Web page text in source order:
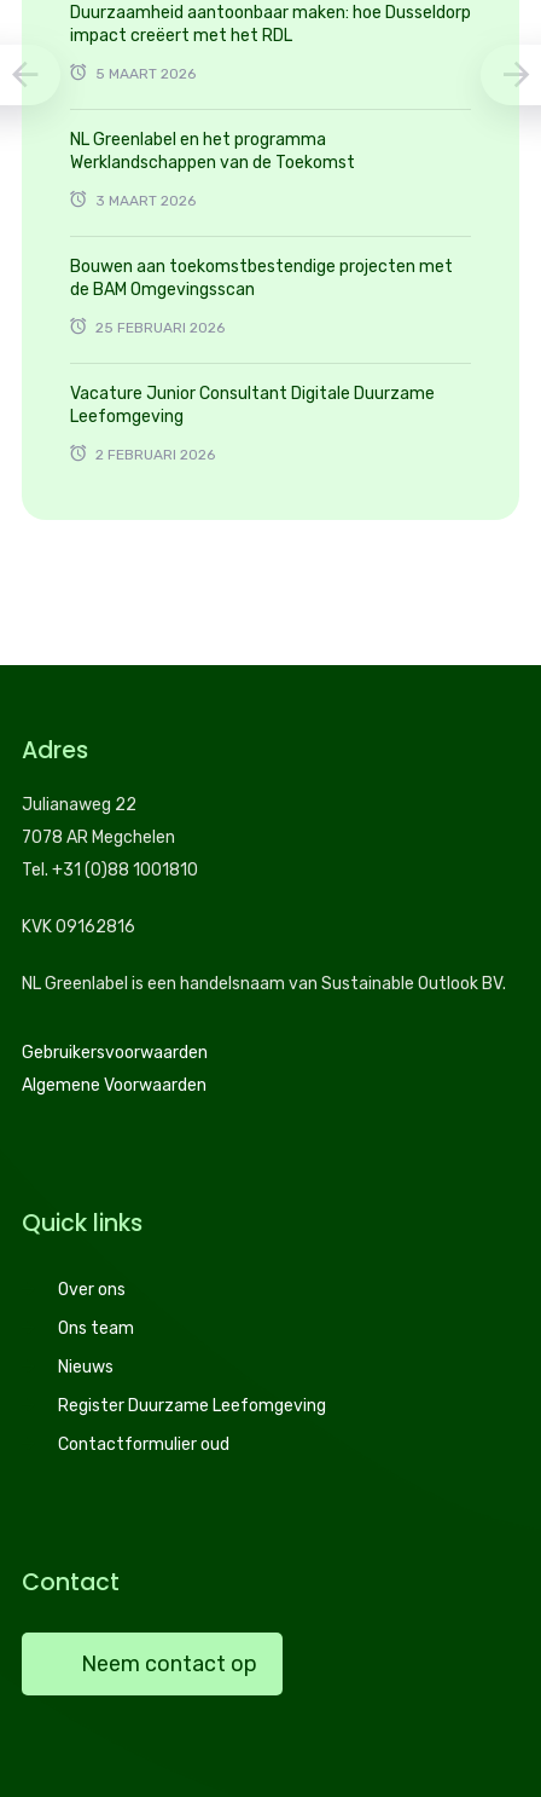
Duurzaamheid aantoonbaar maken: hoe Dusseldorp
impact creëert met het RDL
5 MAART 2026
NL Greenlabel en het programma
Werklandschappen van de Toekomst
3 MAART 2026
Bouwen aan toekomstbestendige projecten met
de BAM Omgevingsscan
25 FEBRUARI 2026
Vacature Junior Consultant Digitale Duurzame
Leefomgeving
2 FEBRUARI 2026
Adres
Julianaweg 22
7078 AR Megchelen
Tel. +31 (0)88 1001810
KVK 09162816
NL Greenlabel is een handelsnaam van Sustainable Outlook BV.
Gebruikersvoorwaarden
Algemene Voorwaarden
Quick links
Over ons
Ons team
Nieuws
Register Duurzame Leefomgeving
Contactformulier oud
Contact
Neem contact op